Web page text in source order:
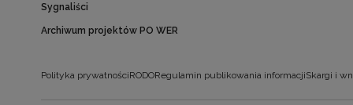
Sygnaliści
Archiwum projektów PO WER
Polityka prywatnościRODORegulamin publikowania informacjiSkargi i